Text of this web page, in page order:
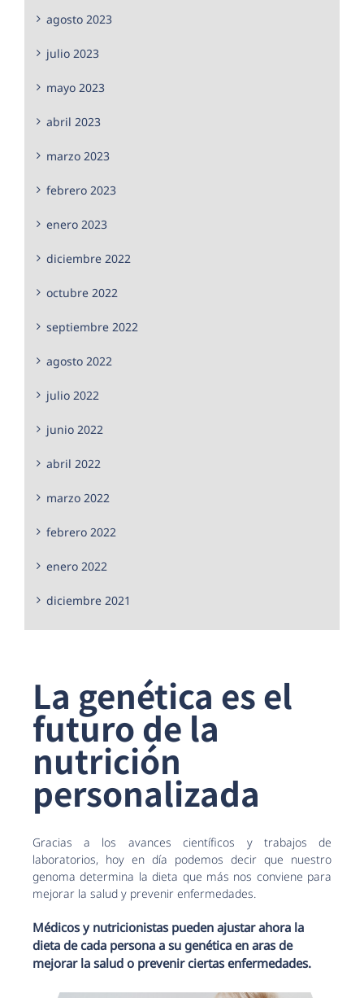
La genética es el
futuro de la
nutrición
personalizada
Gracias a los avances científicos y trabajos de
laboratorios, hoy en día podemos decir que nuestro
genoma determina la dieta que más nos conviene para
mejorar la salud y prevenir enfermedades.
Médicos y nutricionistas pueden ajustar ahora la
dieta de cada persona a su genética en aras de
mejorar la salud o prevenir ciertas enfermedades.
agosto 2023
julio 2023
mayo 2023
abril 2023
marzo 2023
febrero 2023
enero 2023
diciembre 2022
octubre 2022
septiembre 2022
agosto 2022
julio 2022
junio 2022
abril 2022
marzo 2022
febrero 2022
enero 2022
diciembre 2021